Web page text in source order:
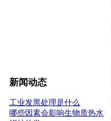
新闻动态
工业发黑处理是什么
哪些因素会影响生物质热水